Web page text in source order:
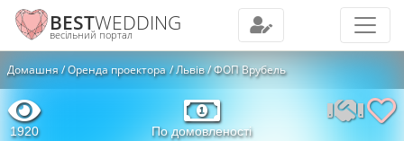
BESTWEDDING
весільний портал
Домашня Оренда проектора Львів ФОП Врубель
1920 По домовленості